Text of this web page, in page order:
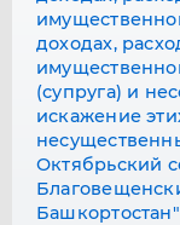
доходах,
(супруга) и
искажение
Октябрьский
Башкортостан"